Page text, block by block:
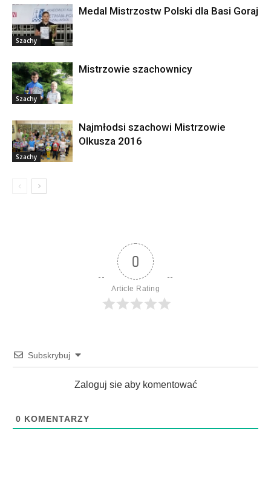
Szachy
Medal Mistrzostw Polski dla Basi Goraj
Szachy
Mistrzowie szachownicy
Szachy
Najmłodsi szachowi Mistrzowie
Olkusza 2016
0
Article Rating
Subskrybuj
Zaloguj sie aby komentować
0 KOMENTARZY